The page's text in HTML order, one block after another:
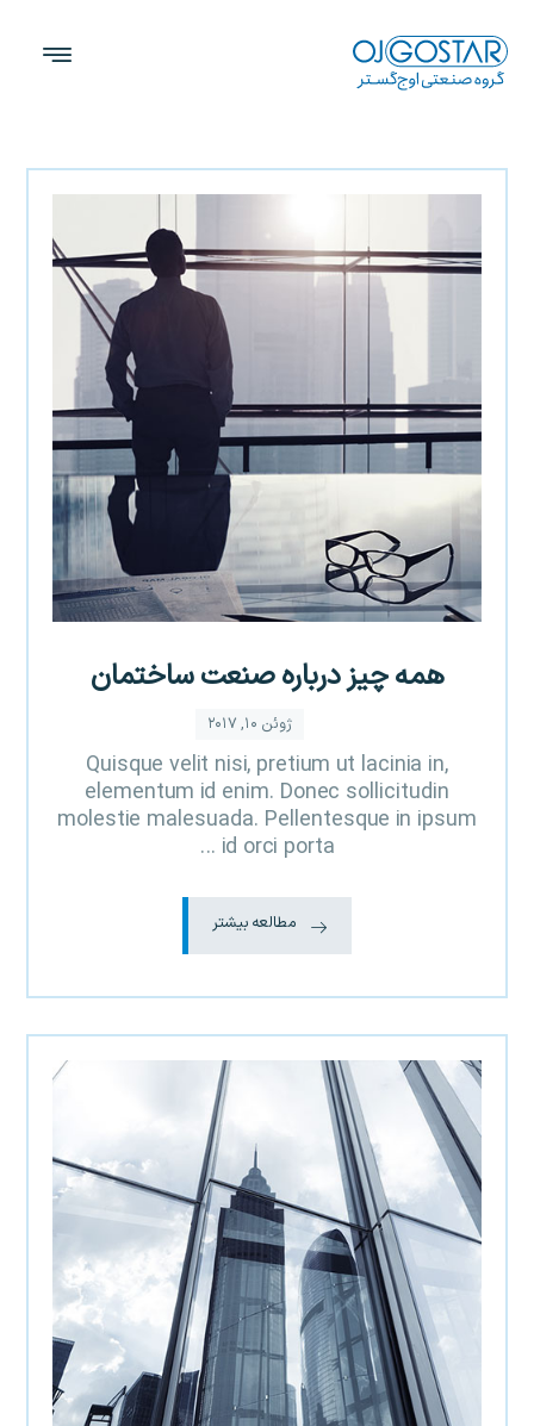
همه چیز درباره صنعت ساختمان
ژوئن ۱۰, ۲۰۱۷
Quisque velit nisi, pretium ut lacinia in,
elementum id enim. Donec sollicitudin
molestie malesuada. Pellentesque in ipsum
id orci porta ...
مطالعه بیشتر